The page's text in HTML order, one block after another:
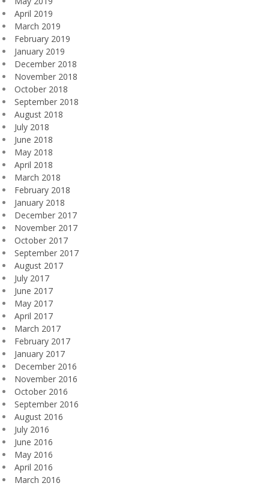
April 2019
March 2019
February 2019
January 2019
December 2018
November 2018
October 2018
September 2018
August 2018
July 2018
June 2018
May 2018
April 2018
March 2018
February 2018
January 2018
December 2017
November 2017
October 2017
September 2017
August 2017
July 2017
June 2017
May 2017
April 2017
March 2017
February 2017
January 2017
December 2016
November 2016
October 2016
September 2016
August 2016
July 2016
June 2016
May 2016
April 2016
March 2016